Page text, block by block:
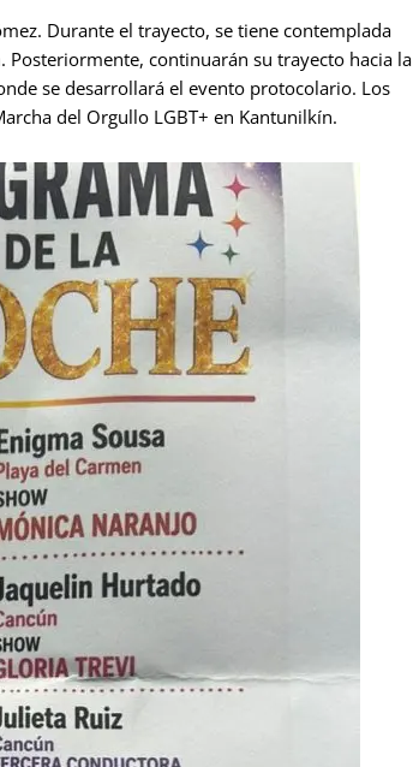
Durante el trayecto, se tiene contemplada
. Posteriormente, continuarán su trayecto hacia la
se desarrollará el evento protocolario. Los
del Orgullo LGBT+ en Kantunilkín.